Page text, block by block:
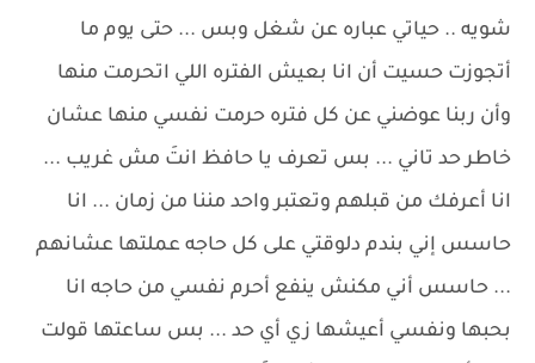
شويه .. حياتي عباره عن شغل وبس ... حتى يوم ما
أتجوزت حسيت أن انا بعيش الفتره اللي اتحرمت منها
وأن ربنا عوضني عن كل فتره حرمت نفسي منها عشان
خاطر حد تاني ... بس تعرف يا حافظ انتَ مش غريب ...
انا أعرفك من قبلهم وتعتبر واحد مننا من زمان ... انا
حاسس إني بندم دلوقتي على كل حاجه عملتها عشانهم
... حاسس أني مكنش ينفع أحرم نفسي من حاجه انا
بحبها ونفسي أعيشها زي أي حد ... بس ساعتها قولت